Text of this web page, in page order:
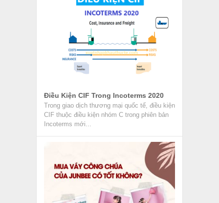
Mua Váy Công Chúa Của JUNBEE Có
Tốt Không?
Váy công chúa từ lâu đã trở thành món đồ
được yêu thích bởi những bé gái. Chính vì